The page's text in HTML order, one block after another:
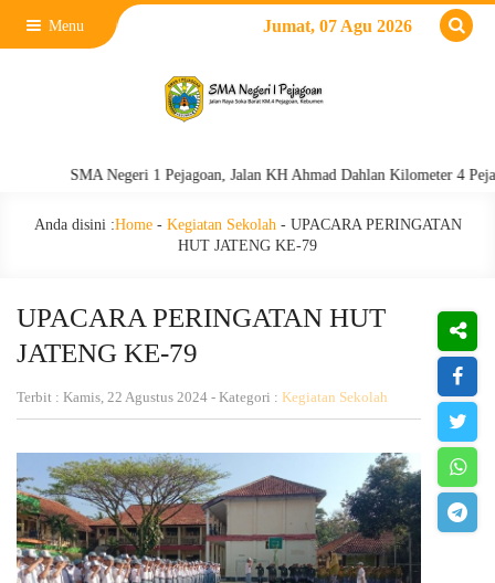
Menu Jumat, 07 Agu 2026
SMA Negeri 1 Pejagoan, Jalan KH Ahmad Dahlan Kilometer 4
Anda disini :Home- Kegiatan Sekolah- UPACARA PERINGATAN
HUT JATENG KE-79
UPACARA PERINGATAN HUT
JATENG KE-79
Terbit : Kamis, 22 Agustus 2024 - Kategori : Kegiatan Sekolah